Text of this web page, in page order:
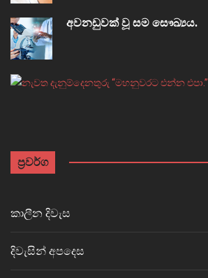
අවනඩුවක් වූ සම සෞඛ්‍යය.
ප්‍රවර්ග
කාලීන දිවැස
දිවැසින් අපදෙස